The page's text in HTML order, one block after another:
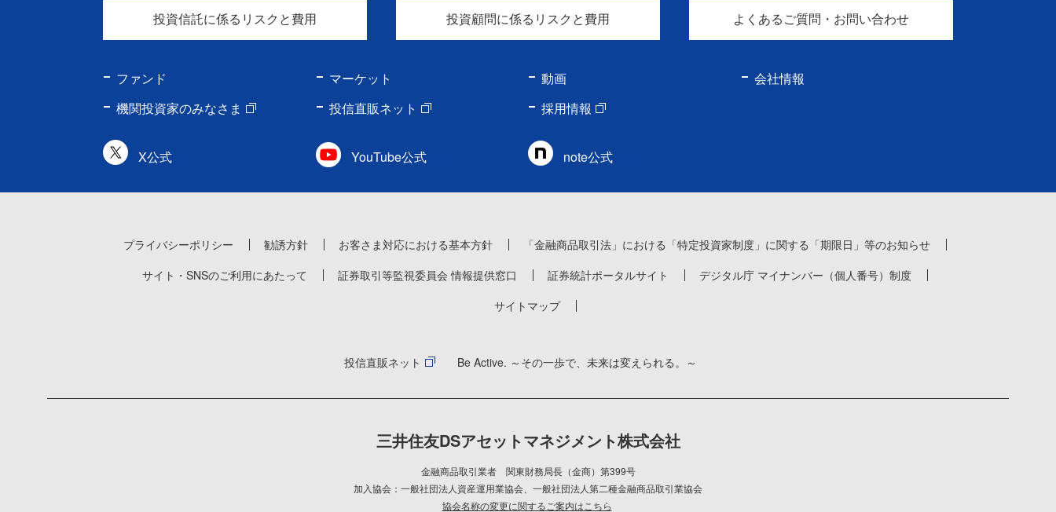
投資信託に係るリスクと費用 投資顧問に係るリスクと費用 よくあるご質問・お問い合わせ
ファンド マーケット 動画
会社情報
機関投資家のみなさま
投信直販ネット 採用情報
X公式 YouTube公式 note公式
プライバシーポリシー 勧誘方針 お客さま対応における基本方針
「金融商品取引法」における「特定投資家制度」に関する「期限日」等のお知らせ
サイト・SNSのご利用にあたって
証券取引等監視委員会 情報提供窓口 証券統計ポータルサイト
デジタル庁 マイナンバー（個人番号）制度
サイトマップ
投信直販ネット Be Active. ～その一歩で、未来は変えられる。～
三井住友DSアセットマネジメント株式会社
金融商品取引業者 関東財務局長（金商）第399号
加入協会：一般社団法人資産運用業協会
一般社団法人第二種金融商品取引業協会
協会名称の変更に関するご案内はこちら